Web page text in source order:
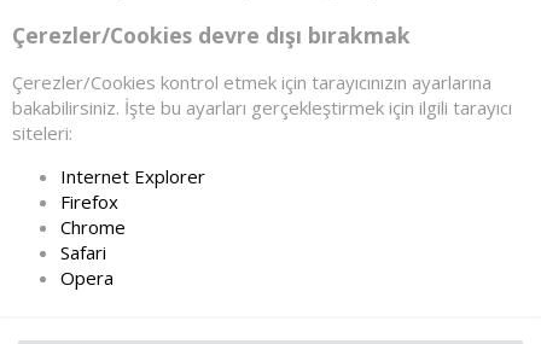
Çerezler/Cookies devre dışı bırakmak
Çerezler/Cookies kontrol etmek için tarayıcınızın ayarlarına
bakabilirsiniz. İşte bu ayarları gerçekleştirmek için ilgili tarayıcı
siteleri:
Internet Explorer
Firefox
Chrome
Safari
Opera